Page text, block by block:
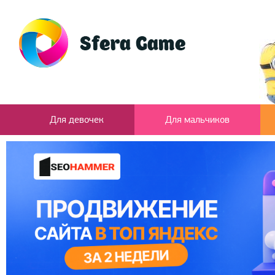
Для девочек Для мальчиков